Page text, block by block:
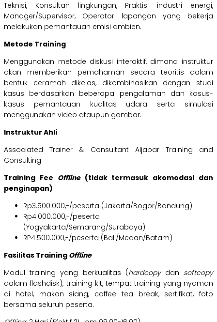
Teknisi, Konsultan lingkungan, Praktisi industri energi,
Manager/Supervisor, Operator lapangan yang bekerja
melakukan pemantauan emisi ambien.
Metode Training
Menggunakan metode diskusi interaktif, dimana instruktur
akan memberikan pemahaman secara teoritis dalam
bentuk ceramah dikelas, dikombinasikan dengan studi
kasus berdasarkan beberapa pengalaman dan kasus-
kasus pemantauan kualitas udara serta simulasi
menggunakan video ataupun gambar.
Instruktur Ahli
Associated Trainer & Consultant Aljabar Training and
Consulting
Training Fee Offline (tidak termasuk akomodasi dan
penginapan)
Rp3.500.000,-/peserta (Jakarta/Bogor/Bandung)
Rp4.000.000,-/peserta
(Yogyakarta/Semarang/Surabaya)
RP4.500.000,-/peserta (Bali/Medan/Batam)
Fasilitas Training Offline
Modul training yang berkualitas (hardcopy dan softcopy
dalam flashdisk), training kit, tempat training yang nyaman
di hotel, makan siang, coffee tea break, sertifikat, foto
bersama seluruh peserta.